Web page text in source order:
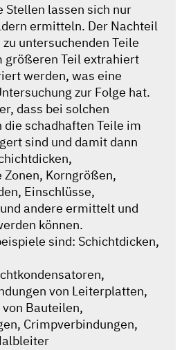
Stellen lassen sich nur
ermitteln. Der Nachteil
untersuchenden Teile
größeren Teil extrahiert
werden, was eine
zur Folge hat.
dass bei solchen
die schadhaften Teile im
sind und damit dann
Korngrößen,
Einschlüsse,
andere ermittelt und
können.
sind: Schichtdicken,
von Leiterplatten,
Bauteilen,
Crimpverbindungen,